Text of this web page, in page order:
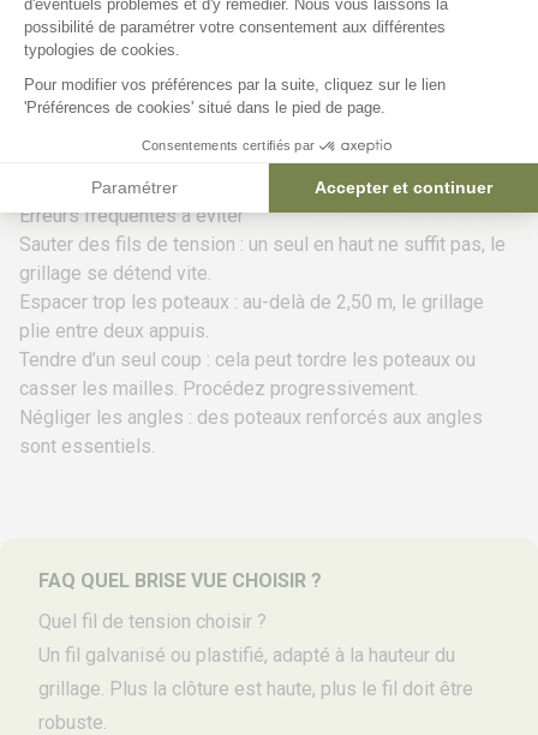
pour éviter de casser les mailles.
Vérifiez régulièrement l’alignement avec votre cordeau,
Renforcez les poteaux d’angle avec une jambe de force : ce
Prévoir un rouleau un peu plus long que la longueur exacte
de votre clôture pour éviter les mauvaises surprises.
Erreurs fréquentes à éviter
Sauter des fils de tension : un seul en haut ne suffit pas, le
grillage se détend vite.
Espacer trop les poteaux : au-delà de 2,50 m, le grillage
plie entre deux appuis.
Tendre d’un seul coup : cela peut tordre les poteaux ou
casser les mailles. Procédez progressivement.
Négliger les angles : des poteaux renforcés aux angles
sont essentiels.
FAQ QUEL BRISE VUE CHOISIR ?
Quel fil de tension choisir ?
Un fil galvanisé ou plastifié, adapté à la hauteur du
grillage. Plus la clôture est haute, plus le fil doit être
robuste.
d'éventuels problèmes et d'y remédier. Nous vous laissons la
possibilité de paramétrer votre consentement aux différentes
typologies de cookies.
Pour modifier vos préférences par la suite, cliquez sur le lien
'Préférences de cookies' situé dans le pied de page.
Consentements certifiés par
Paramétrer Accepter et continuer
Axeptio consent